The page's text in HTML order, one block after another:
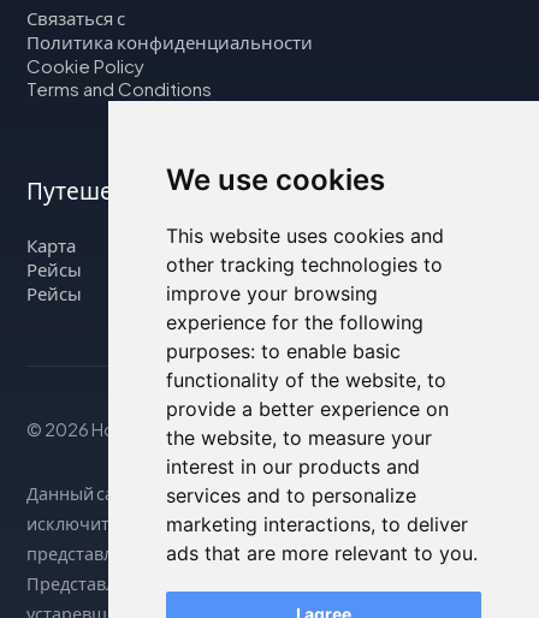
We use cookies
This website uses cookies and
other tracking technologies to
improve your browsing
experience for the following
purposes: to enable basic
functionality of the website, to
provide a better experience on
the website, to measure your
interest in our products and
services and to personalize
marketing interactions, to deliver
ads that are more relevant to you.
I agree
Связаться с
Политика конфиденциальности
Cookie Policy
Terms and Conditions
Путешествуйте с нами
Карта
Рейсы
Рейсы
© 2026 Housity.net
Данный сайт предоставляет информацию
исключительно в справочных целях и никак не связан с
представленными на нем объектами размещения.
Представленная информация может быть неточной или
устаревшей, поэтому за точными сведениями